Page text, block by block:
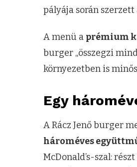
pályája során
A menü a prémium
burger „összegzi
környezetben is
Egy
A Rácz Jenő burger
hároméves
McDonald’s-szal: